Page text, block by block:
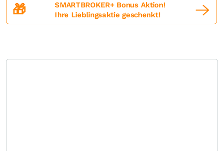
🎁
SMARTBROKER+ Bonus Aktion!
Ihre Lieblingsaktie geschenkt!